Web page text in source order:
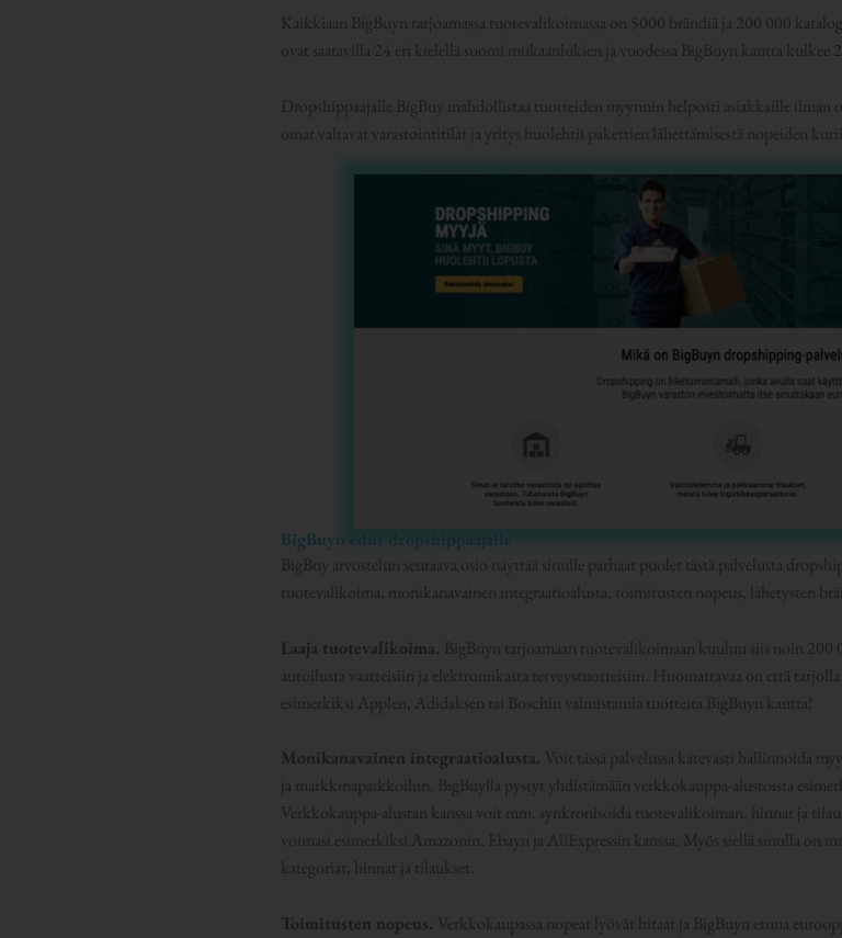
Kaikkiaan BigBuyn tarjoamassa tuotevalikoimassa on 5000 brändiä ja 200 000
ovat saatavilla 24 eri kielellä suomi mukaanlukien ja vuodessa BigBuyn kautta kulkee
Dropshippaajalle BigBuy mahdollistaa tuotteiden myynnin helposti asiakkaille ilman
omat valtavat varastointitilat ja yritys huolehtii pakettien lähettämisestä nopeiden
BigBuyn edut dropshippaajalle
BigBuy arvostelun seuraava osio näyttää sinulle parhaat puolet tästä palvelusta
tuotevalikoima, monikanavainen integraatioalusta, toimitusten nopeus, lähetysten
Laaja tuotevalikoima. BigBuyn tarjoamaan tuotevalikoimaan kuuluu siis noin
autoilusta vaatteisiin ja elektroniikasta terveystuotteisiin. Huomattavaa on että
esimerkiksi Applen, Adidaksen tai Boschin valmistamia tuotteita BigBuyn kautta!
Monikanavainen integraatioalusta. Voit tässä palvelussa kätevästi hallinnoida
ja markkinapaikkoihin. BigBuylla pystyt yhdistämään verkkokauppa-alustoista
Verkkokauppa-alustan kanssa voit mm. synkronisoida tuotevalikoiman, hinnat ja
voimasi esimerkiksi Amazonin, Ebayn ja AliExpressin kanssa. Myös siellä sinulla on
kategoriat, hinnat ja tilaukset.
Toimitusten nopeus. Verkkokaupassa nopeat lyövät hitaat ja BigBuyn etuna